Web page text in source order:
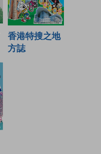
香港特搜之地
方誌